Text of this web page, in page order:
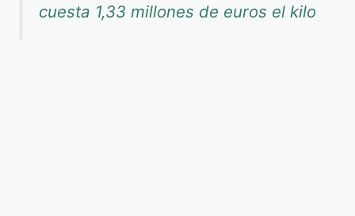
cuesta 1,33 millones de euros el kilo